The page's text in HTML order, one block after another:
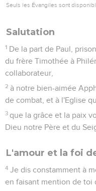
Seuls les Évangiles sont
Salutation
1 De la part de Paul,
du frère Timothée à
collaborateur,
2 à notre bien-aimée
de combat, et à l'Eglise
3 que la grâce et la paix
Dieu notre Père et du
L'amour et la foi
4 Je dis constamment à
en faisant mention de toi